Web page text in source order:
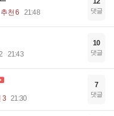
추천 6 21:48 댓글
21:43
10
댓글
3 21:30
7
댓글